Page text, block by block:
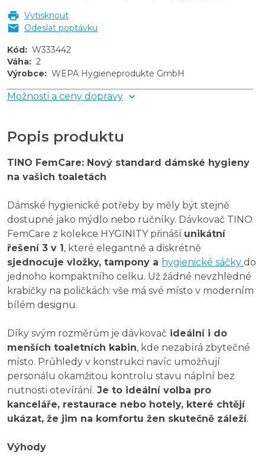
Vytisknout
Odeslat poptávku
Kód: W333442
Váha: 2
Výrobce: WEPA Hygieneprodukte GmbH
Možnosti a ceny dopravy
Popis produktu
TINO FemCare: Nový standard dámské hygieny
na vašich toaletách
Dámské hygienické potřeby by měly být stejně
dostupné jako mýdlo nebo ručníky. Dávkovač TINO
FemCare z kolekce HYGINITY přináší unikátní
řešení 3 v 1, které elegantně a diskrétně
sjednocuje vložky, tampony a hygienické sáčky do
jednoho kompaktního celku. Už žádné nevzhledné
krabičky na poličkách: vše má své místo v moderním
bílém designu.
Díky svým rozměrům je dávkovač ideální i do
menších toaletních kabin, kde nezabírá zbytečné
místo. Průhledy v konstrukci navíc umožňují
personálu okamžitou kontrolu stavu náplní bez
nutnosti otevírání. Je to ideální volba pro
kanceláře, restaurace nebo hotely, které chtějí
ukázat, že jim na komfortu žen skutečně záleží.
Výhody